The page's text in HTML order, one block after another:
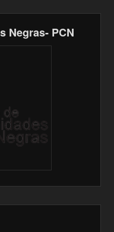
Negras- PCN